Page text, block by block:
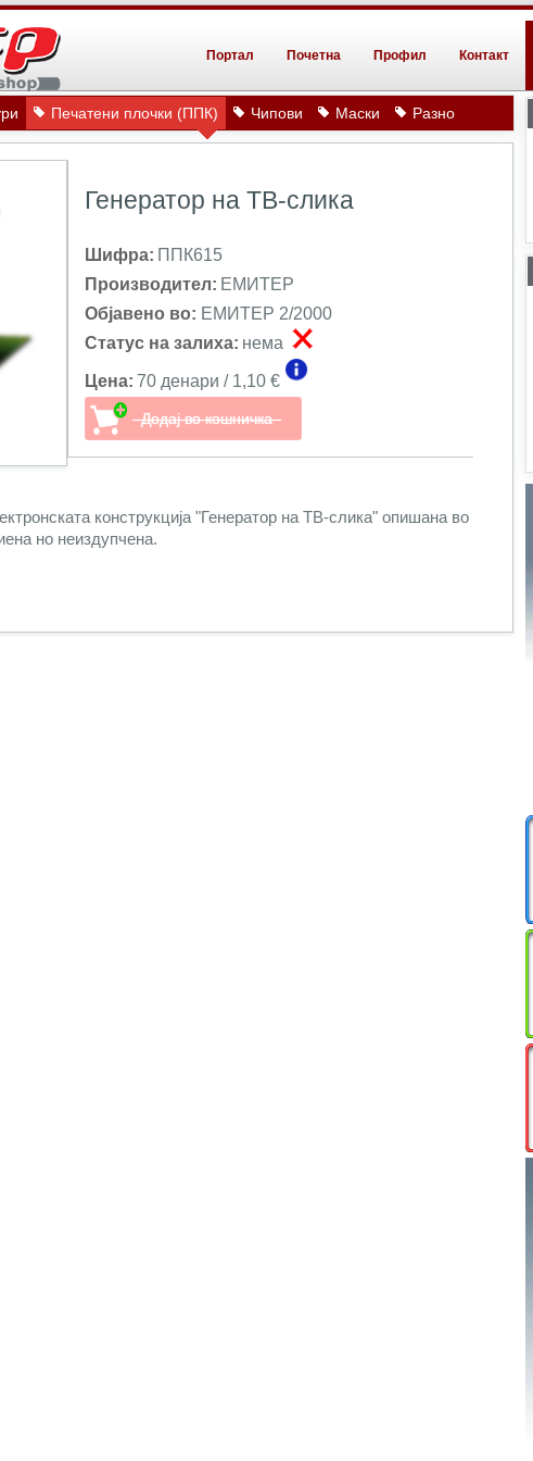
Портал Почетна Профил Контакт
Печатени плочки (ППК) Чипови Маски Разно
Генератор на ТВ-слика
Шифра: ППК615
Производител: ЕМИТЕР
Објавено во: ЕМИТЕР 2/2000
Статус на залиха: нема
Цена: 70 денари / 1,10 €
конструкција "Генератор на ТВ-слика" опишана во
но неиздупчена.